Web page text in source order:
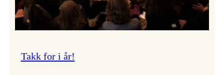
Takk for i år!